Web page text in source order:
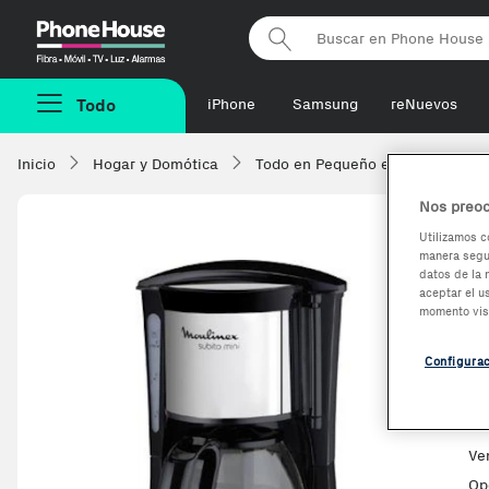
Phonehouse
Todo iPhone Samsung reNuevos
Inicio Hogar y Domótica Todo en Pequeño
Nos
Utilizamos
manera
datos de la
aceptar el
momento